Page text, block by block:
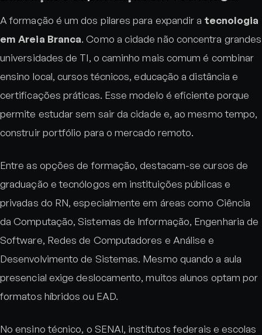
A formação é um dos pilares para expandir a tecnologia
em Areia Branca. Como a cidade não concentra grandes
universidades de TI, o caminho mais comum é combinar
ensino local, cursos técnicos, educação a distância e
certificações práticas. Esse modelo é eficiente porque
permite estudar sem sair da cidade e, ao mesmo tempo,
construir portfólio para o mercado remoto.
Entre as opções de formação, destacam-se cursos de
graduação e tecnólogos em instituições públicas e
privadas do RN, especialmente em áreas como Ciência
da Computação, Sistemas de Informação, Engenharia de
Software, Redes de Computadores e Análise e
Desenvolvimento de Sistemas. Mesmo quando a aula
presencial exige deslocamento, muitos alunos optam por
formatos híbridos ou EAD.
No ensino técnico, o SENAI, institutos federais e escolas